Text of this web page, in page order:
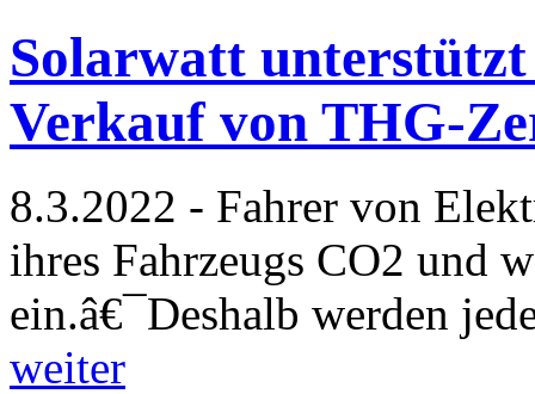
Solarwatt
Verkauf von THG-
8.3.2022 - Fahrer von
ihres Fahrzeugs CO2 und
ein.â€¯Deshalb werden
weiter